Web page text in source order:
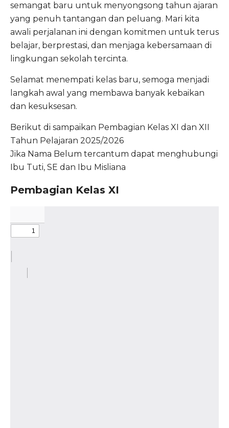
semangat baru untuk menyongsong tahun ajaran
yang penuh tantangan dan peluang. Mari kita
awali perjalanan ini dengan komitmen untuk terus
belajar, berprestasi, dan menjaga kebersamaan di
lingkungan sekolah tercinta.
Selamat menempati kelas baru, semoga menjadi
langkah awal yang membawa banyak kebaikan
dan kesuksesan.
Berikut di sampaikan Pembagian Kelas XI dan XII
Tahun Pelajaran 2025/2026
Jika Nama Belum tercantum dapat menghubungi
Ibu Tuti, SE dan Ibu Misliana
Pembagian Kelas XI